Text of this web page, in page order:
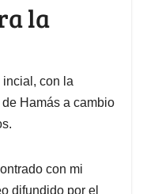
la
incial, con la
Hamás a cambio
con mi
difundido por el